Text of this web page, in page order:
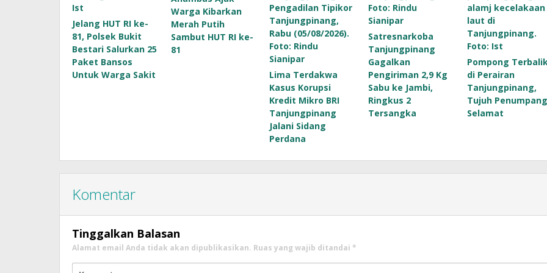
Jelang HUT RI ke-
81, Polsek Bukit
Bestari Salurkan 25
Paket Bansos
Untuk Warga Sakit
Warga Kibarkan
Merah Putih
Sambut HUT RI ke-
81
Lima Terdakwa
Kasus Korupsi
Kredit Mikro BRI
Tanjungpinang
Jalani Sidang
Perdana
Satresnarkoba
Tanjungpinang
Gagalkan
Pengiriman 2,9 Kg
Sabu ke Jambi,
Ringkus 2
Tersangka
Pompong
di Perairan
Tanjungpinang,
Tujuh Penumpang
Selamat
Komentar
Tinggalkan Balasan
Alamat email Anda tidak akan dipublikasikan. Ruas yang wajib ditandai *